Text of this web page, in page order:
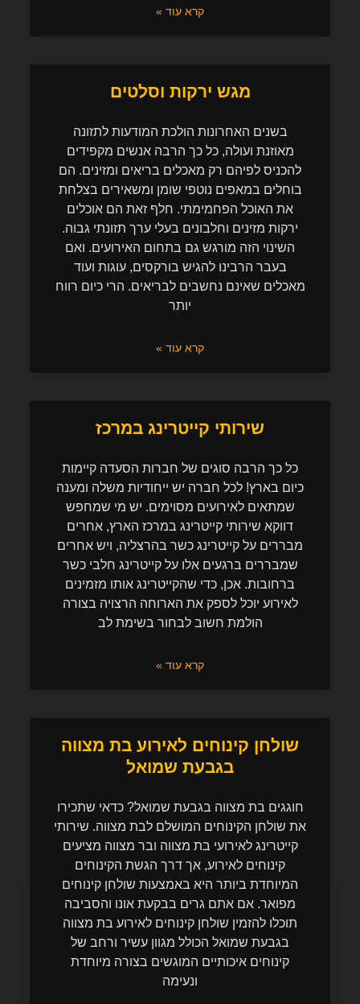
קרא עוד »
מגש ירקות וסלטים
בשנים האחרונות הולכת המודעות לתזונה
מאוזנת ועולה, כל כך הרבה אנשים מקפידים
להכניס לפיהם רק מאכלים בריאים ומזינים. הם
בוחלים במאפים נוטפי שומן ומשאירים בצלחת
את האוכל הפחמימתי. חלף זאת הם אוכלים
ירקות מזינים וחלבונים בעלי ערך תזונתי גבוה.
השינוי הזה מורגש גם בתחום האירועים. ואם
בעבר הרבינו להגיש בורקסים, עוגות ועוד
מאכלים שאינם נחשבים לבריאים. הרי כיום רווח
יותר
קרא עוד »
שירותי קייטרינג במרכז
כל כך הרבה סוגים של חברות הסעדה קיימות
כיום בארץ! לכל חברה יש ייחודיות משלה ומענה
שמתאים לאירועים מסוימים. יש מי שמחפש
דווקא שירותי קייטרינג במרכז הארץ, אחרים
מבררים על קייטרינג כשר בהרצליה, ויש אחרים
שמבררים ברגעים אלו על קייטרינג חלבי כשר
ברחובות. אכן, כדי שהקייטרינג אותו מזמינים
לאירוע יוכל לספק את הארוחה הרצויה בצורה
הולמת חשוב לבחור בשימת לב
קרא עוד »
שולחן קינוחים לאירוע בת מצווה
בגבעת שמואל
חוגגים בת מצווה בגבעת שמואל? כדאי שתכירו
את שולחן הקינוחים המושלם לבת מצווה. שירותי
קייטרינג לאירועי בת מצווה ובר מצווה מציעים
קינוחים לאירוע, אך דרך הגשת הקינוחים
המיוחדת ביותר היא באמצעות שולחן קינוחים
מפואר. אם אתם גרים בבקעת אונו והסביבה
תוכלו להזמין שולחן קינוחים לאירוע בת מצווה
בגבעת שמואל הכולל מגוון עשיר ורחב של
קינוחים איכותיים המוגשים בצורה מיוחדת
ונעימה